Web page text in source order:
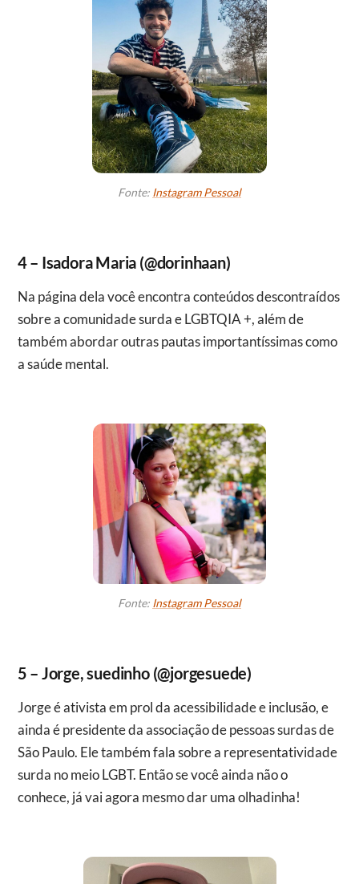
Fonte: Instagram Pessoal
4 – Isadora Maria (@dorinhaan)
Na página dela você encontra conteúdos descontraídos
sobre a comunidade surda e LGBTQIA +, além de
também abordar outras pautas importantíssimas como
a saúde mental.
Fonte: Instagram Pessoal
5 – Jorge, suedinho (@jorgesuede)
Jorge é ativista em prol da acessibilidade e inclusão, e
ainda é presidente da associação de pessoas surdas de
São Paulo. Ele também fala sobre a representatividade
surda no meio LGBT. Então se você ainda não o
conhece, já vai agora mesmo dar uma olhadinha!